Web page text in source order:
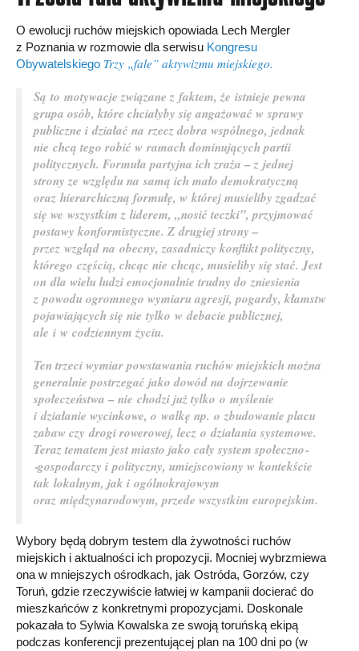
O ewolucji ruchów miejskich opowiada Lech Mergler
z Poznania w rozmowie dla serwisu Kongresu
Obywatelskiego Trzy „fale” aktywizmu miejskiego.
Są to motywacje związane z faktem, że istnieje pewna
grupa osób, które chciałyby się angażować w sprawy
publiczne i działać na rzecz dobra wspólnego, jednak
nie chcą tego robić w ramach dominujących partii
politycznych. Formuła partyjna ich zraża – z jednej
strony ze względu na samą ich mało demokratyczną
oraz hierarchiczną formułę, w której musieliby zgadzać
się we wszystkim z liderem, „nosić teczki”, przyjmować
postawy konformistyczne. Z drugiej strony –
przez wzgląd na obecny, zasadniczy konflikt polityczny,
którego częścią, chcąc nie chcąc, musieliby się stać. Jest
on dla wielu ludzi emocjonalnie trudny do zniesienia
z powodu ogromnego wymiaru agresji, pogardy, kłamstw
pojawiających się nie tylko w debacie publicznej,
ale i w codziennym życiu.
Ten trzeci wymiar powstawania ruchów miejskich można
generalnie postrzegać jako dowód na dojrzewanie
społeczeństwa – nie chodzi już tylko o myślenie
i działanie wycinkowe, o walkę np. o zbudowanie placu
zabaw czy drogi rowerowej, lecz o działania systemowe.
Teraz tematem jest miasto jako cały system społeczno­
‑gospodarczy i polityczny, umiejscowiony w kontekście
tak lokalnym, jak i ogólnokrajowym
oraz międzynarodowym, przede wszystkim europejskim.
Wybory będą dobrym testem dla żywotności ruchów
miejskich i aktualności ich propozycji. Mocniej wybrzmiewa
ona w mniejszych ośrodkach, jak Ostróda, Gorzów, czy
Toruń, gdzie rzeczywiście łatwiej w kampanii docierać do
mieszkańców z konkretnymi propozycjami. Doskonale
pokazała to Sylwia Kowalska ze swoją toruńską ekipą
podczas konferencji prezentującej plan na 100 dni po (w